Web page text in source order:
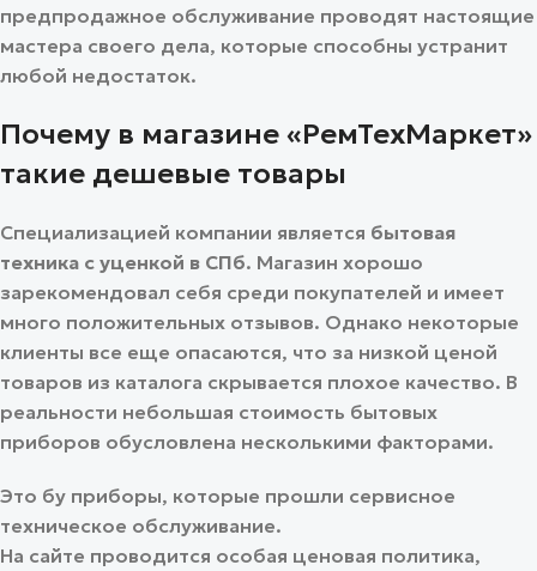
предпродажное обслуживание проводят настоящие
мастера своего дела, которые способны устранит
любой недостаток.
Почему в магазине «РемТехМаркет»
такие дешевые товары
Специализацией компании является бытовая
техника с уценкой в СПб. Магазин хорошо
зарекомендовал себя среди покупателей и имеет
много положительных отзывов. Однако некоторые
клиенты все еще опасаются, что за низкой ценой
товаров из каталога скрывается плохое качество. В
реальности небольшая стоимость бытовых
приборов обусловлена несколькими факторами.
Это бу приборы, которые прошли сервисное
техническое обслуживание.
На сайте проводится особая ценовая политика,